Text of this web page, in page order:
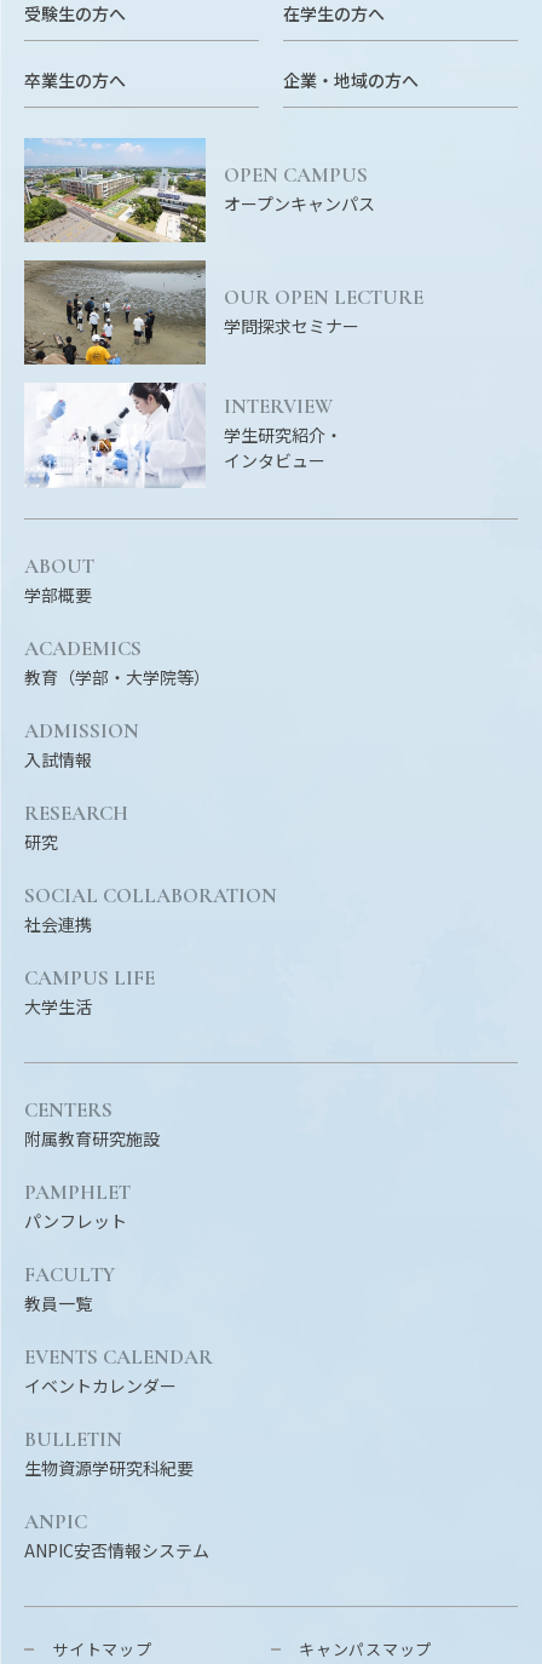
三重県津市栗真町屋町1577
Facebook
X YouTube
サイトマップ キャンパスマップ
受験生の方へ 在学生の方へ
卒業生の方へ 企業・地域の方へ
OPEN CAMPUS
オープンキャンパス
OUR OPEN LECTURE
学問探求セミナー
INTERVIEW
学生研究紹介・
インタビュー
ABOUT
学部概要
ACADEMICS
教育（学部・大学院等）
ADMISSION
入試情報
RESEARCH
研究
SOCIAL COLLABORATION
社会連携
CAMPUS LIFE
大学生活
CENTERS
附属教育研究施設
PAMPHLET
パンフレット
FACULTY
教員一覧
EVENTS CALENDAR
イベントカレンダー
BULLETIN
生物資源学研究科紀要
ANPIC
ANPIC安否情報システム